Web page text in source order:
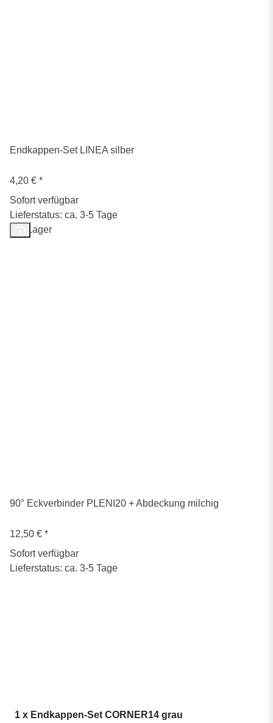
Endkappen-Set LINEA silber
4,20 € *
Sofort verfügbar
Lieferstatus: ca. 3-5 Tage
Auf Lager
90° Eckverbinder PLENI20 + Abdeckung milchig
12,50 € *
Sofort verfügbar
Lieferstatus: ca. 3-5 Tage
1 x Endkappen-Set CORNER14 grau